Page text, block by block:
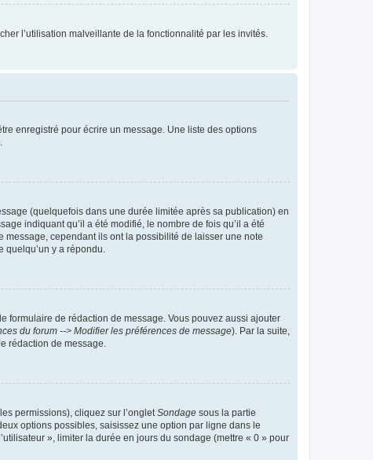
l’utilisation malveillante de la fonctionnalité par les invités.
enregistré pour écrire un message. Une liste des options
(quelquefois dans une durée limitée après sa publication) en
indiquant qu’il a été modifié, le nombre de fois qu’il a été
cependant ils ont la possibilité de laisser une note
y a répondu.
formulaire de rédaction de message. Vous pouvez aussi ajouter
du forum --> Modifier les préférences de message). Par la suite,
rédaction de message.
permissions), cliquez sur l’onglet Sondage sous la partie
options possibles, saisissez une option par ligne dans le
», limiter la durée en jours du sondage (mettre « 0 » pour